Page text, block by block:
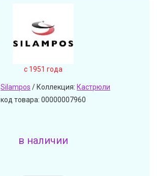
c 1951 года
Silampos / Коллекция: Кастрюли
код товара: 00000007960
в наличии